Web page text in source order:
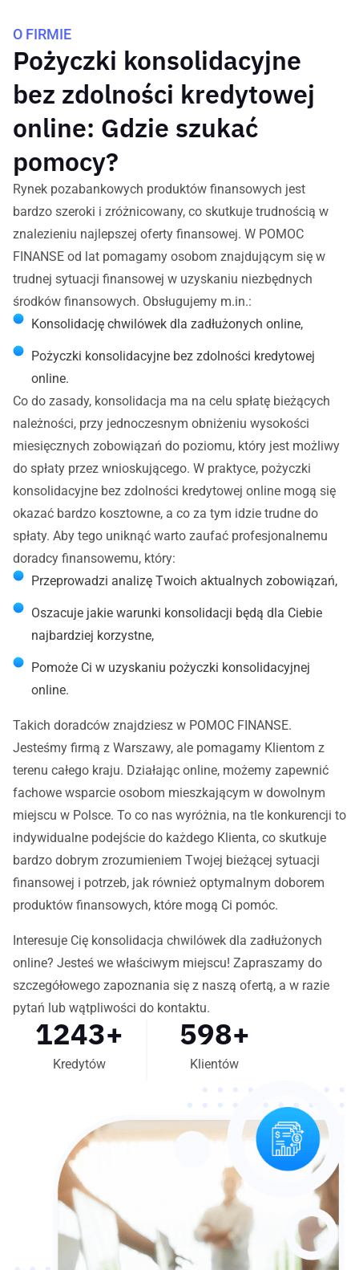
O FIRMIE
Pożyczki konsolidacyjne
bez zdolności kredytowej
online: Gdzie szukać
pomocy?
Rynek pozabankowych produktów finansowych jest
bardzo szeroki i zróżnicowany, co skutkuje trudnością w
znalezieniu najlepszej oferty finansowej. W POMOC
FINANSE od lat pomagamy osobom znajdującym się w
trudnej sytuacji finansowej w uzyskaniu niezbędnych
środków finansowych. Obsługujemy m.in.:
Konsolidację chwilówek dla zadłużonych online,
Pożyczki konsolidacyjne bez zdolności kredytowej
online.
Co do zasady, konsolidacja ma na celu spłatę bieżących
należności, przy jednoczesnym obniżeniu wysokości
miesięcznych zobowiązań do poziomu, który jest możliwy
do spłaty przez wnioskującego. W praktyce, pożyczki
konsolidacyjne bez zdolności kredytowej online mogą się
okazać bardzo kosztowne, a co za tym idzie trudne do
spłaty. Aby tego uniknąć warto zaufać profesjonalnemu
doradcy finansowemu, który:
Przeprowadzi analizę Twoich aktualnych zobowiązań,
Oszacuje jakie warunki konsolidacji będą dla Ciebie
najbardziej korzystne,
Pomoże Ci w uzyskaniu pożyczki konsolidacyjnej
online.
Takich doradców znajdziesz w POMOC FINANSE.
Jesteśmy firmą z Warszawy, ale pomagamy Klientom z
terenu całego kraju. Działając online, możemy zapewnić
fachowe wsparcie osobom mieszkającym w dowolnym
miejscu w Polsce. To co nas wyróżnia, na tle konkurencji to
indywidualne podejście do każdego Klienta, co skutkuje
bardzo dobrym zrozumieniem Twojej bieżącej sytuacji
finansowej i potrzeb, jak również optymalnym doborem
produktów finansowych, które mogą Ci pomóc.
Interesuje Cię konsolidacja chwilówek dla zadłużonych
online? Jesteś we właściwym miejscu! Zapraszamy do
szczegółowego zapoznania się z naszą ofertą, a w razie
pytań lub wątpliwości do kontaktu.
Kredytów
1243+
Klientów
598+